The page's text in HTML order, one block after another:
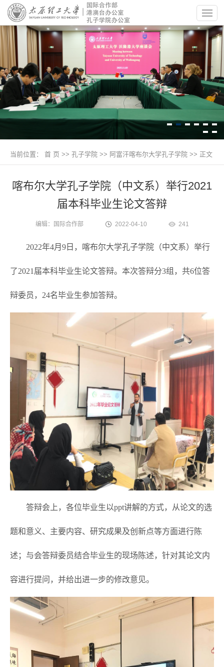
当前位置： 首 页 >> 孔子学院 >> 阿富汗喀布尔大学孔子学院 >> 正文
喀布尔大学孔子学院（中文系）举行2021
届本科毕业生论文答辩
编辑：国际合作部 2022-04-10 241
2022年4月9日，喀布尔大学孔子学院（中文系）举行
了2021届本科毕业生论文答辩。本次答辩分3组，共6位答
辩委员，24名毕业生参加答辩。
答辩会上，各位毕业生以ppt讲解的方式， 从论文的选
题和意义、主要内容、研究成果及创新点等方面进行陈
述 ；与会答辩委员结合毕业生的现场陈述，针对其论文内
容进行提问，并给出进一步的修改意见。